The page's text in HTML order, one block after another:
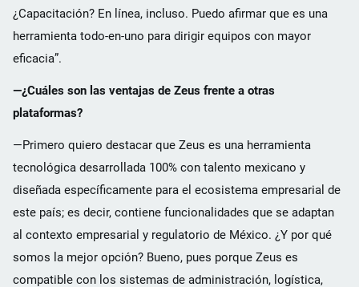
¿Capacitación? En línea, incluso. Puedo afirmar que es una
herramienta todo-en-uno para dirigir equipos con mayor
eficacia”.
—¿Cuáles son las ventajas de Zeus frente a otras
plataformas?
—Primero quiero destacar que Zeus es una herramienta
tecnológica desarrollada 100% con talento mexicano y
diseñada específicamente para el ecosistema empresarial de
este país; es decir, contiene funcionalidades que se adaptan
al contexto empresarial y regulatorio de México. ¿Y por qué
somos la mejor opción? Bueno, pues porque Zeus es
compatible con los sistemas de administración, logística,